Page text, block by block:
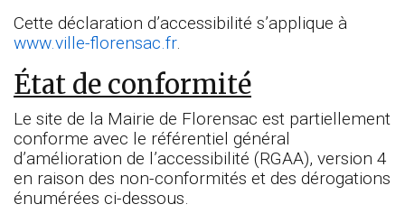
Cette déclaration d’accessibilité s’applique à
www.ville-florensac.fr.
État de conformité
Le site de la Mairie de Florensac est partiellement
conforme avec le référentiel général
d’amélioration de l’accessibilité (RGAA), version 4
en raison des non-conformités et des dérogations
énumérées ci-dessous.